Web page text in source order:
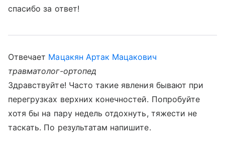
спасибо за ответ!
Отвечает Мацакян Артак Мацакович
травматолог-ортопед
Здравствуйте! Часто такие явления бывают при
перегрузках верхних конечностей. Попробуйте
хотя бы на пару недель отдохнуть, тяжести не
таскать. По результатам напишите.